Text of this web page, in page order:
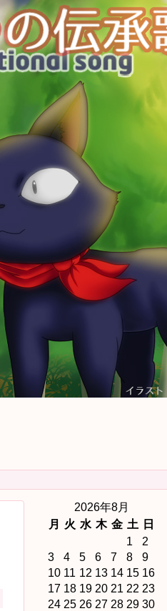
2026年8月
月
火 水 木 金 土
日
1
2
3
4 5 6 7 8
9
10 11 12 13 14 15 16
17 18 19 20 21 22 23
24 25 26 27 28 29 30